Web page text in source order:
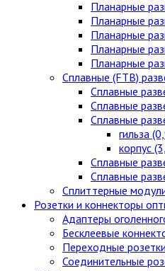
Планарные
Планарные
Планарные
Планарные
Планарные
Сплавные (FTB)
Сплавные
Сплавные
Сплавные
гильза
корпус
Сплавные
Сплавные
Сплиттерные
Розетки и коннекторы
Адаптеры
Бесклеевые
Переходные розетки
Соединительные